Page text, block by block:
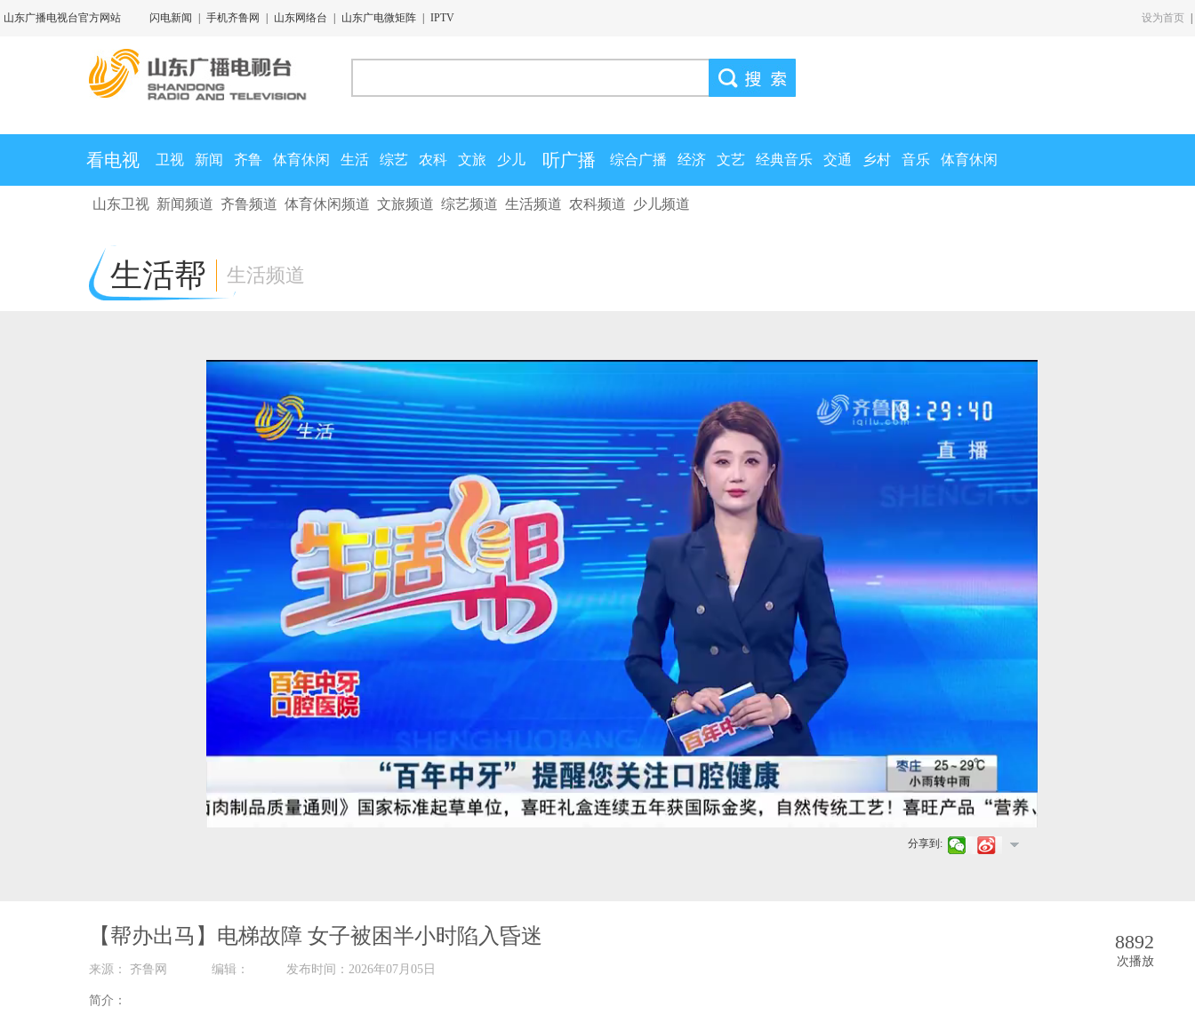
山东广播电视台官方网站 闪电新闻 手机齐鲁网 山东网络台 山东广电微矩阵 IPTV 设为首页
看电视 卫视 新闻 齐鲁 体育休闲 生活 综艺 农科 文旅 少儿 听广播 综合广播 经济 文艺 经典音乐 交通 乡村 音乐 体育休闲
山东卫视 新闻频道 齐鲁频道 体育休闲频道 文旅频道 综艺频道 生活频道 农科频道 少儿频道
生活帮 生活频道
00:00 /02:03
分享到:
【帮办出马】电梯故障 女子被困半小时陷入昏迷
来源： 齐鲁网 编辑： 发布时间：2026年07月05日
简介：
8892
次播放